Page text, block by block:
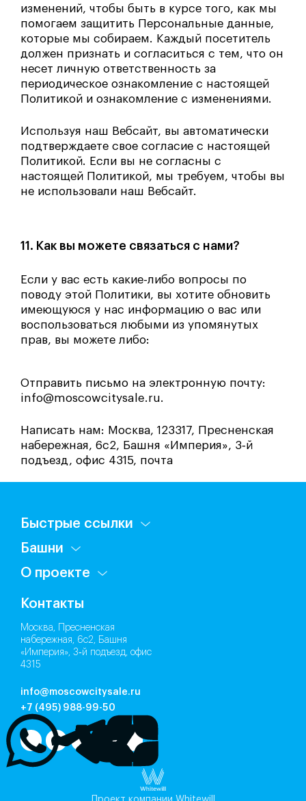
изменений, чтобы быть в курсе того, как мы
помогаем защитить Персональные данные,
которые мы собираем. Каждый посетитель
должен признать и согласиться с тем, что он
несет личную ответственность за
периодическое ознакомление с настоящей
Политикой и ознакомление с изменениями.
Используя наш Вебсайт, вы автоматически
подтверждаете свое согласие с настоящей
Политикой. Если вы не согласны с
настоящей Политикой, мы требуем, чтобы вы
не использовали наш Вебсайт.
11. Как вы можете связаться с нами?
Если у вас есть какие-либо вопросы по
поводу этой Политики, вы хотите обновить
имеющуюся у нас информацию о вас или
воспользоваться любыми из упомянутых
прав, вы можете либо:
Отправить письмо на электронную почту:
info@moscowcitysale.ru.
Написать нам: Москва, 123317, Пресненская
набережная, 6с2, Башня «Империя», 3‑й
подъезд, офис 4315, почта
Быстрые ссылки
Башни
О проекте
Контакты
Москва, Пресненская
набережная, 6с2, Башня
«Империя», 3‑й подъезд, офис
4315
info@moscowcitysale.ru
+7 (495) 988-99-50